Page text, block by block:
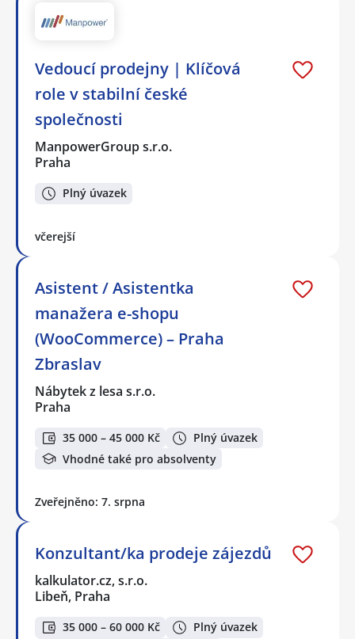
Vedoucí prodejny | Klíčová
role v stabilní české
společnosti
ManpowerGroup s.r.o.
Praha
Plný úvazek
včerejší
Asistent / Asistentka
manažera e-shopu
(WooCommerce) – Praha
Zbraslav
Nábytek z lesa s.r.o.
Praha
35 000 – 45 000 Kč
Plný úvazek
Vhodné také pro absolventy
Zveřejněno: 7. srpna
Konzultant/ka prodeje zájezdů
kalkulator.cz, s.r.o.
Libeň, Praha
35 000 – 60 000 Kč
Plný úvazek